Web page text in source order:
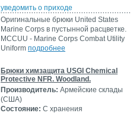
уведомить о приходе
Оригинальные брюки United States
Marine Corps в пустынной расцветке.
MCCUU - Marine Corps Combat Utility
Uniform подробнее
Брюки химзащита USGI Chemical
Protective NFR. Woodland.
Производитель: Армейские склады
(США)
Состояние: С хранения